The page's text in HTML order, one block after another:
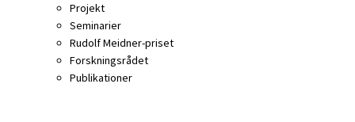
Projekt
Seminarier
Rudolf Meidner-priset
Forskningsrådet
Publikationer